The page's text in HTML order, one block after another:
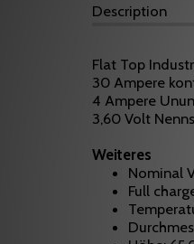
Description
Flat Top
30 Ampere
4 Ampere
3,60 Volt
Weiteres
Nominal
Full